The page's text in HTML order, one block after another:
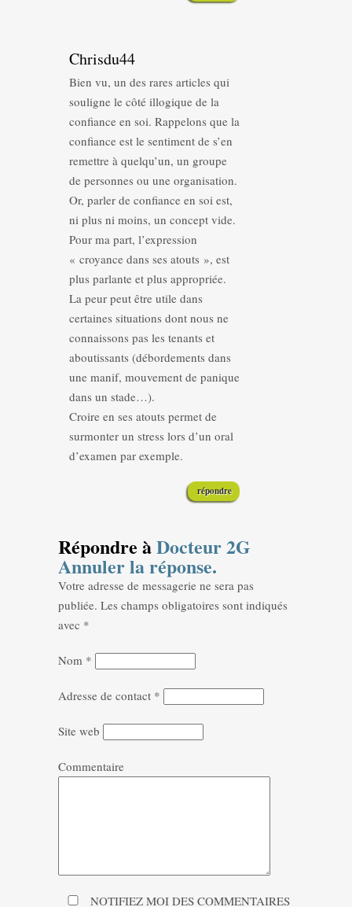
Chrisdu44
Bien vu, un des rares articles qui
souligne le côté illogique de la
confiance en soi. Rappelons que la
confiance est le sentiment de s’en
remettre à quelqu’un, un groupe
de personnes ou une organisation.
Or, parler de confiance en soi est,
ni plus ni moins, un concept vide.
Pour ma part, l’expression
« croyance dans ses atouts », est
plus parlante et plus appropriée.
La peur peut être utile dans
certaines situations dont nous ne
connaissons pas les tenants et
aboutissants (débordements dans
une manif, mouvement de panique
dans un stade…).
Croire en ses atouts permet de
surmonter un stress lors d’un oral
d’examen par exemple.
répondre
Répondre àDocteur 2G
Annuler la réponse.
Votre adresse de messagerie ne sera pas
publiée. Les champs obligatoires sont indiqués
avec *
Nom *
Adresse de contact *
Site web
Commentaire
NOTIFIEZ MOI DES COMMENTAIRES